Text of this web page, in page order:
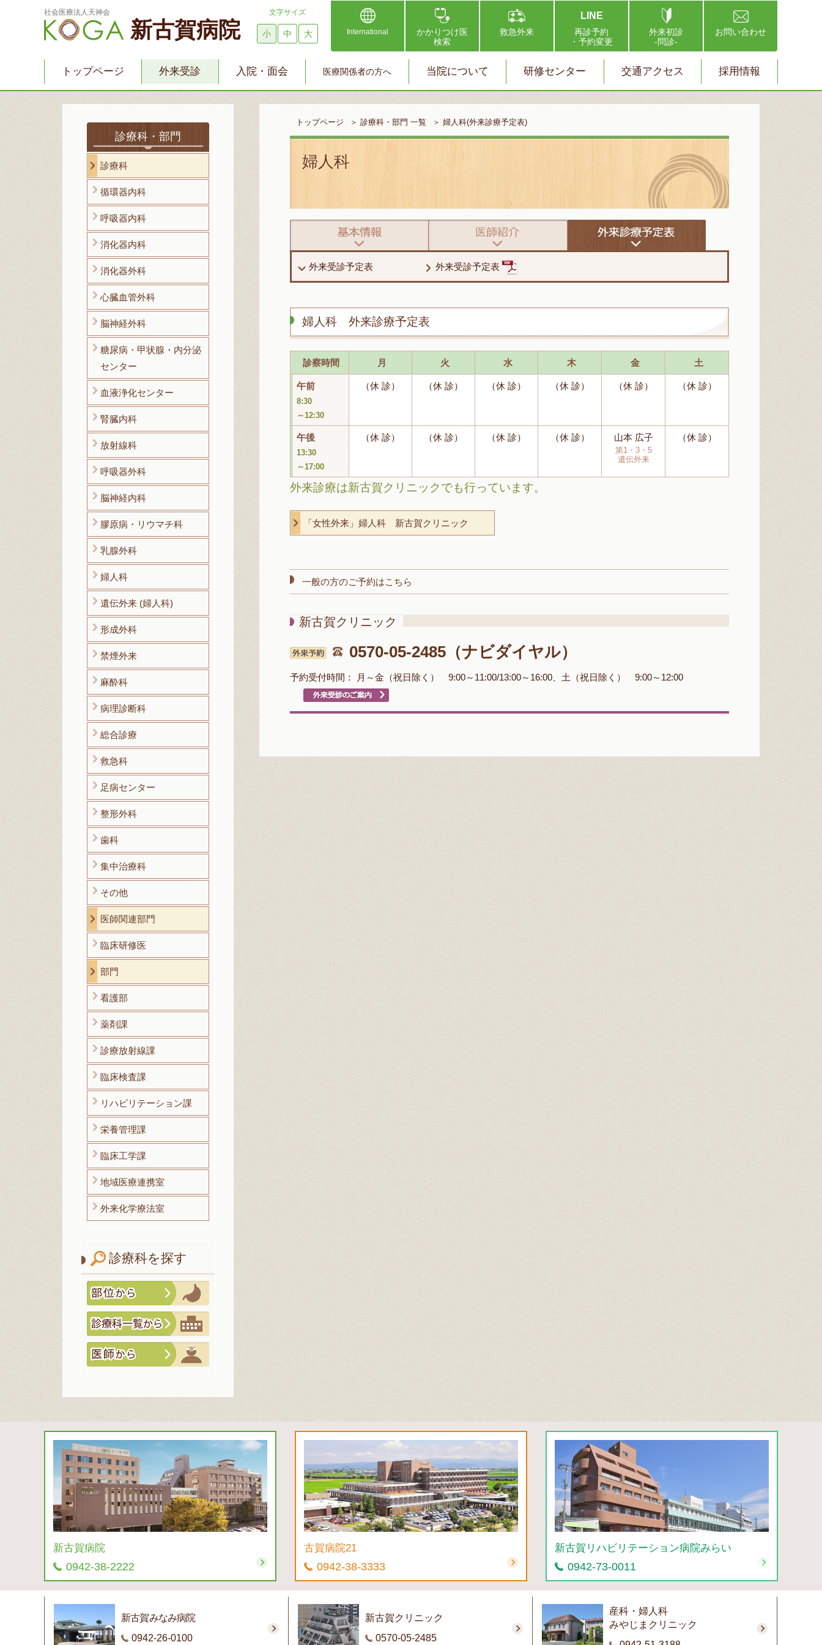
社会医療法人天神会
新古賀病院
文字サイズ
小 中 大 International
かかりつけ医
検索
救急外来
LINE
再診予約
・予約変更
外来初診
-問診-
お問い合わせ
トップページ 外来受診 入院・面会 医療関係者の方へ 当院について 研修センター 交通アクセス 採用情報
診療科・部門
診療科
循環器内科
呼吸器内科
消化器内科
消化器外科
心臓血管外科
脳神経外科
糖尿病・甲状腺・内分泌
センター
血液浄化センター
腎臓内科
放射線科
呼吸器外科
脳神経内科
膠原病・リウマチ科
乳腺外科
婦人科
遺伝外来 (婦人科)
形成外科
禁煙外来
麻酔科
病理診断科
総合診療
救急科
足病センター
整形外科
歯科
集中治療科
その他
医師関連部門
臨床研修医
部門
看護部
薬剤課
診療放射線課
臨床検査課
リハビリテーション課
栄養管理課
臨床工学課
地域医療連携室
外来化学療法室
診療科を探す
トップページ ＞ 診療科・部門 一覧 ＞ 婦人科(外来診療予定表)
婦人科
外来受診予定表 外来受診予定表
婦人科 外来診療予定表
診察時間 月 火 水 木 金 土
午前
8:30
～12:30
（休 診） （休 診） （休 診） （休 診） （休 診） （休 診）
午後
13:30
～17:00
（休 診） （休 診） （休 診） （休 診） 山本 広子
第1・3・5
遺伝外来
（休 診）
外来診療は新古賀クリニックでも行っています。
「女性外来」婦人科 新古賀クリニック
一般の方のご予約はこちら
新古賀クリニック
0570-05-2485（ナビダイヤル）
予約受付時間： 月～金（祝日除く） 9:00～11:00/13:00～16:00、土（祝日除く） 9:00～12:00
新古賀病院
0942-38-2222
古賀病院21
0942-38-3333
新古賀リハビリテーション病院みらい
0942-73-0011
新古賀みなみ病院
0942-26-0100
新古賀クリニック
0570-05-2485
産科・婦人科
みやじまクリニック